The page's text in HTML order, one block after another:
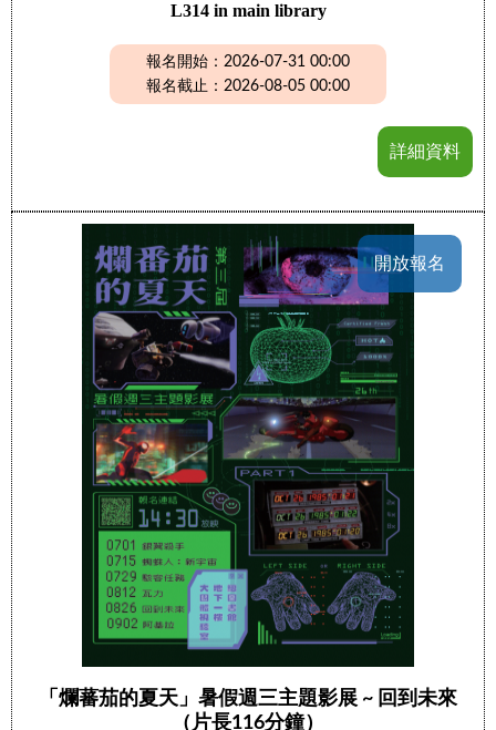
L314 in main library
報名開始：2026-07-31 00:00
報名截止：2026-08-05 00:00
詳細資料
開放報名
「爛蕃茄的夏天」暑假週三主題影展 ~ 回到未來
（片長116分鐘）